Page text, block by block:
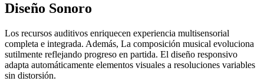
Diseño Sonoro
Los recursos auditivos enriquecen experiencia multisensorial
completa e integrada. Además, La composición musical evoluciona
sutilmente reflejando progreso en partida. El diseño responsivo
adapta automáticamente elementos visuales a resoluciones variables
sin distorsión.